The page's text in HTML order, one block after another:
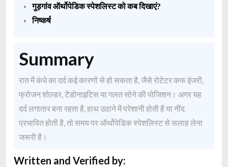
गुड़गांव ऑर्थोपेडिक स्पेशलिस्ट को कब दिखाएं?
निष्कर्ष
Summary
रात में कंधे का दर्द कई कारणों से हो सकता है, जैसे रोटेटर कफ इंजरी,
फ्रोजन शोल्डर, टेंडोनाइटिस या गलत सोने की पोजिशन। अगर यह
दर्द लगातार बना रहता है, हाथ उठाने में परेशानी होती है या नींद
प्रभावित होती है, तो समय पर ऑर्थोपेडिक स्पेशलिस्ट से सलाह लेना
जरूरी है।
Written and Verified by: